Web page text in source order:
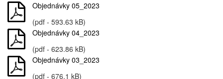
Objednávky 05_2023
(pdf - 593.63 kB)
Objednávky 04_2023
(pdf - 623.86 kB)
Objednávky 03_2023
(pdf - 676.1 kB)